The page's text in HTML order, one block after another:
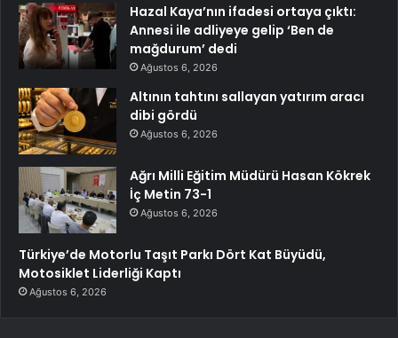
Hazal Kaya’nın ifadesi ortaya çıktı:
Annesi ile adliyeye gelip ‘Ben de
mağdurum’ dedi
Ağustos 6, 2026
Altının tahtını sallayan yatırım aracı
dibi gördü
Ağustos 6, 2026
Ağrı Milli Eğitim Müdürü Hasan Kökrek
İç Metin 73-1
Ağustos 6, 2026
Türkiye’de Motorlu Taşıt Parkı Dört Kat Büyüdü,
Motosiklet Liderliği Kaptı
Ağustos 6, 2026